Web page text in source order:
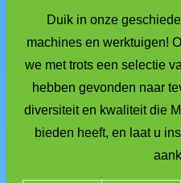
Duik in onze
machines en werktuigen!
we met trots een selectie
hebben gevonden naar
diversiteit en kwaliteit die
bieden heeft, en laat u